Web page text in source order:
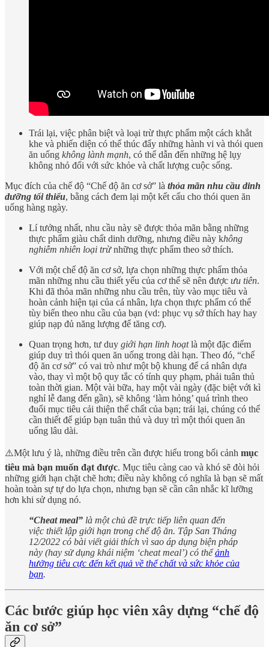
Trái lại, việc phân biệt và loại trừ thực phẩm một cách khắt
khe và phiến diện có thể thúc đẩy những hành vi và thói quen
ăn uống không lành mạnh, có thể dẫn đến những hệ lụy
không nhỏ đối với sức khỏe và chất lượng cuộc sống.
Mục đích của chế độ “Chế độ ăn cơ sở” là thỏa mãn nhu cầu dinh
dưỡng tối thiểu, bằng cách đem lại một kết cấu cho thói quen ăn
uống hàng ngày.
Lí tưởng nhất, nhu cầu này sẽ được thỏa mãn bằng những
thực phẩm giàu chất dinh dưỡng, nhưng điều này không
nghiễm nhiên loại trừnhững thực phẩm theo sở thích.
Với một chế độ ăn cơ sở, lựa chọn những thực phẩm thỏa
mãn những nhu cầu thiết yếu của cơ thể sẽ nên được ưu tiên.
Khi đã thỏa mãn những nhu cầu trên, tùy vào mục tiêu và
hoàn cảnh hiện tại của cá nhân, lựa chọn thực phẩm có thể
tùy biến theo nhu cầu của bạn (vd: phục vụ sở thích hay hay
giúp nạp đủ năng lượng để tăng cơ).
Quan trọng hơn, tư duy giới hạn linh hoạtlà một đặc điểm
giúp duy trì thói quen ăn uống trong dài hạn. Theo đó, “chế
độ ăn cơ sở” có vai trò như một bộ khung để cá nhân dựa
vào, thay vì một bộ quy tắc có tính quy phạm, phải tuân thủ
toàn thời gian. Một vài bữa, hay một vài ngày (đặc biệt với kì
nghỉ lễ đang đến gần), sẽ không ‘làm hỏng’ quá trình theo
đuổi mục tiêu cải thiện thể chất của bạn; trái lại, chúng có thể
cần thiết để giúp bạn tuân thủ và duy trì một thói quen ăn
uống lâu dài.
⚠️Một lưu ý là, những điều trên cần được hiểu trong bối cảnh mục
tiêu mà bạn muốn đạt được. Mục tiêu càng cao và khó sẽ đòi hỏi
những giới hạn chặt chẽ hơn; điều này không có nghĩa là bạn sẽ mất
hoàn toàn sự tự do lựa chọn, nhưng bạn sẽ cần cân nhắc kĩ lưỡng
hơn khi sử dụng nó.
“Cheat meal” là một chủ đề trực tiếp liên quan đến
việc thiết lập giới hạn trong chế độ ăn. Tập San Tháng
12/2022 có bài viết giải thích vì sao áp dụng biện pháp
này (hay sử dụng khái niệm ‘cheat meal’) có thểảnh
hưởng tiêu cực đến kết quả về thể chất và sức khỏe của
bạn.
Các bước giúp học viên xây dựng “chế độ
ăn cơ sở”